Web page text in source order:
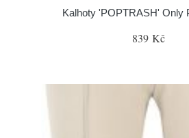
Kalhoty 'POPTRASH' Only
839 Kč